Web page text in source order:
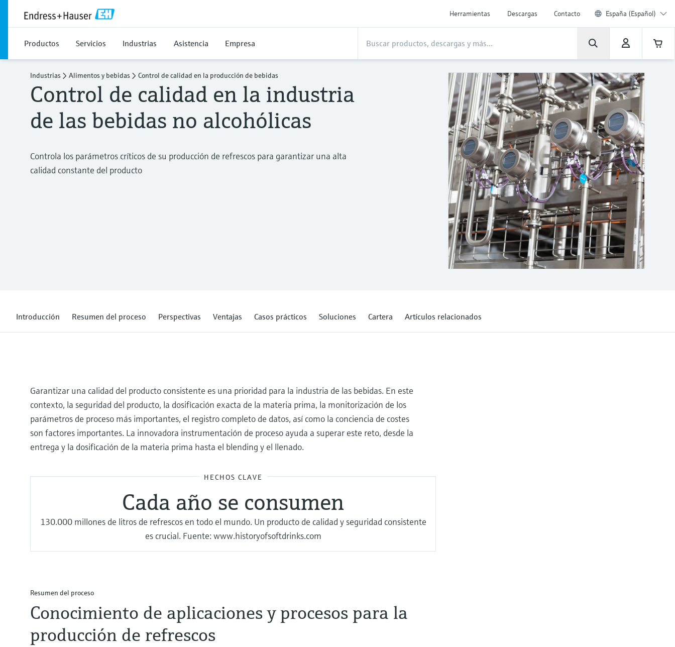
Herramientas Descargas Contacto España (Español)
Productos Servicios Industrias Asistencia Empresa
Industrias Alimentos y bebidas Control de calidad en la producción de bebidas
Control de calidad en la industria
de las bebidas no alcohólicas
Controla los parámetros críticos de su producción de refrescos para garantizar una alta
calidad constante del producto
Introducción Resumen del proceso Perspectivas Ventajas Casos prácticos Soluciones Cartera Artículos relacionados
Garantizar una calidad del producto consistente es una prioridad para la industria de las bebidas. En este
contexto, la seguridad del producto, la dosificación exacta de la materia prima, la monitorización de los
parámetros de proceso más importantes, el registro completo de datos, así como la conciencia de costes
son factores importantes. La innovadora instrumentación de proceso ayuda a superar este reto, desde la
entrega y la dosificación de la materia prima hasta el blending y el llenado.
HECHOS CLAVE
Cada año se consumen
130.000 millones de litros de refrescos en todo el mundo. Un producto de calidad y seguridad consistente
es crucial. Fuente: www.historyofsoftdrinks.com
Resumen del proceso
Conocimiento de aplicaciones y procesos para la
producción de refrescos